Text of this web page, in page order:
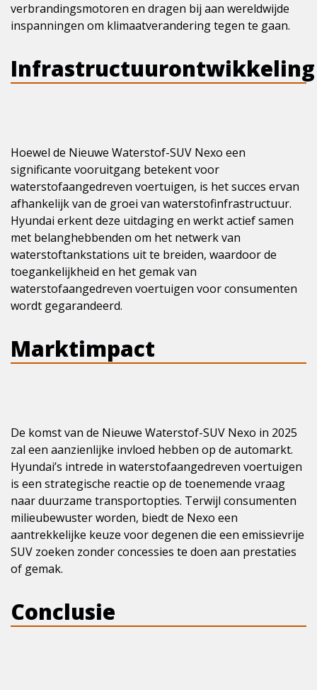
verbrandingsmotoren en dragen bij aan wereldwijde
inspanningen om klimaatverandering tegen te gaan.
Infrastructuurontwikkeling
Hoewel de Nieuwe Waterstof-SUV Nexo een
significante vooruitgang betekent voor
waterstofaangedreven voertuigen, is het succes ervan
afhankelijk van de groei van waterstofinfrastructuur.
Hyundai erkent deze uitdaging en werkt actief samen
met belanghebbenden om het netwerk van
waterstoftankstations uit te breiden, waardoor de
toegankelijkheid en het gemak van
waterstofaangedreven voertuigen voor consumenten
wordt gegarandeerd.
Marktimpact
De komst van de Nieuwe Waterstof-SUV Nexo in 2025
zal een aanzienlijke invloed hebben op de automarkt.
Hyundai’s intrede in waterstofaangedreven voertuigen
is een strategische reactie op de toenemende vraag
naar duurzame transportopties. Terwijl consumenten
milieubewuster worden, biedt de Nexo een
aantrekkelijke keuze voor degenen die een emissievrije
SUV zoeken zonder concessies te doen aan prestaties
of gemak.
Conclusie